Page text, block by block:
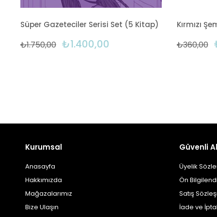
Süper Gazeteciler Serisi Set (5 Kitap)
₺1.400,00
₺1.750,00
Kırmızı
₺360,00
Kurumsal
Anasayfa
Hakkımızda
Mağazalarımız
Bize Ulaşın
Güvenli
Üyelik
Ön
Satış
İade ve